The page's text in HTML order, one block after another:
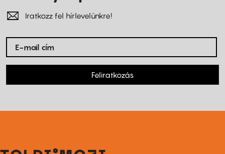
Iratkozz fel hírlevelünkre!
Feliratkozás